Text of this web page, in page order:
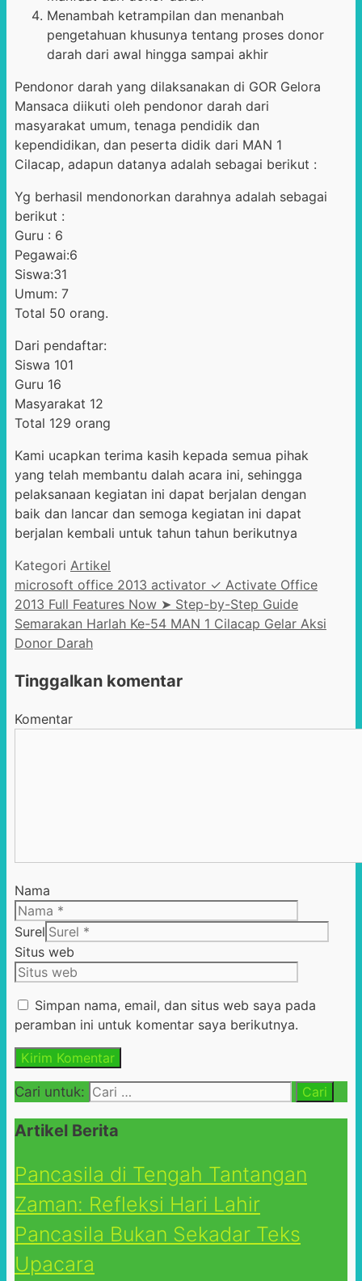
Menambah ketrampilan dan menanbah
pengetahuan khusunya tentang proses donor
darah dari awal hingga sampai akhir
Pendonor darah yang dilaksanakan di GOR Gelora
Mansaca diikuti oleh pendonor darah dari
masyarakat umum, tenaga pendidik dan
kependidikan, dan peserta didik dari MAN 1
Cilacap, adapun datanya adalah sebagai berikut :
Yg berhasil mendonorkan darahnya adalah sebagai
berikut :
Guru : 6
Pegawai:6
Siswa:31
Umum: 7
Total 50 orang.
Dari pendaftar:
Siswa 101
Guru 16
Masyarakat 12
Total 129 orang
Kami ucapkan terima kasih kepada semua pihak
yang telah membantu dalah acara ini, sehingga
pelaksanaan kegiatan ini dapat berjalan dengan
baik dan lancar dan semoga kegiatan ini dapat
berjalan kembali untuk tahun tahun berikutnya
Kategori Artikel
microsoft office 2013 activator ✓ Activate Office
2013 Full Features Now ➤ Step-by-Step Guide
Semarakan Harlah Ke-54 MAN 1 Cilacap Gelar Aksi
Donor Darah
Tinggalkan komentar
Komentar
Nama
Surel
Situs web
Simpan nama, email, dan situs web saya pada
peramban ini untuk komentar saya berikutnya.
Cari untuk:
Artikel Berita
Pancasila di Tengah Tantangan
Zaman: Refleksi Hari Lahir
Pancasila Bukan Sekadar Teks
Upacara